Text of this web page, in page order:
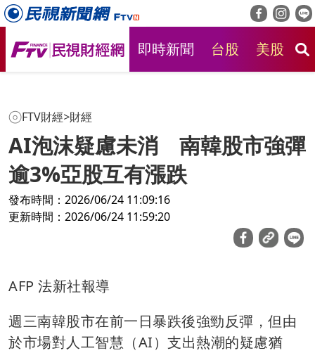
即時新聞 台股 美股
FTV財經>財經
AI泡沫疑慮未消 南韓股市強彈
逾3%亞股互有漲跌
發布時間：2026/06/24 11:09:16
更新時間：2026/06/24 11:59:20
AFP 法新社報導
週三南韓股市在前一日暴跌後強勁反彈，但由
於市場對人工智慧（AI）支出熱潮的疑慮猶